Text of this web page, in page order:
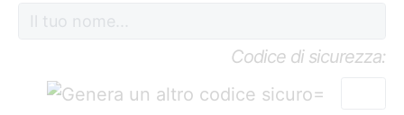
Codice di sicurezza:
=